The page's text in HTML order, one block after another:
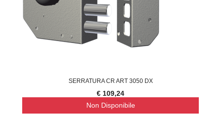
SERRATURA CR ART 3050 DX
€ 109,24
Non Disponibile